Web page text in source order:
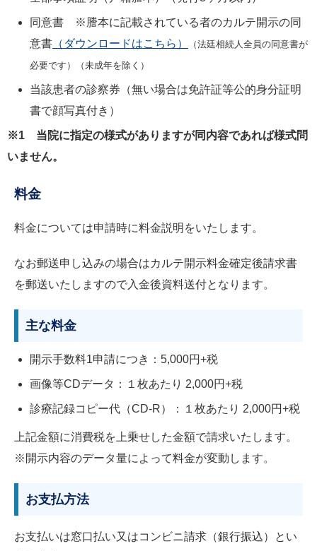
同意書 ※謄本に記載されている者のカルテ開示の同
意書 （ダウンロードはこちら）
（法廷相続人全員の同意書が
必要です）（未成年を除く）
当該患者の診察券（無い場合は免許証等公的身分証明
書で顔写真付き）
※1 当院に指定の様式がありますが同内容であれば様式問
いません。
料金
料金については申請時に料金説明をいたします。
なお郵送申し込みの場合はカルテ開示料金確定後請求書
を郵送いたしますので入金後資料送付となります。
主な料金
開示手数料1申請につき：5,000円+税
画像等CDデータ：１枚あたり 2,000円+税
診療記録コピー代（CD-R）：１枚あたり 2,000円+税
上記金額に消費税を上乗せした金額で請求いたします。
※開示内容のデータ量によって料金が変動します。
お支払方法
お支払いは窓口払い又はコンビニ請求（銀行振込）とい